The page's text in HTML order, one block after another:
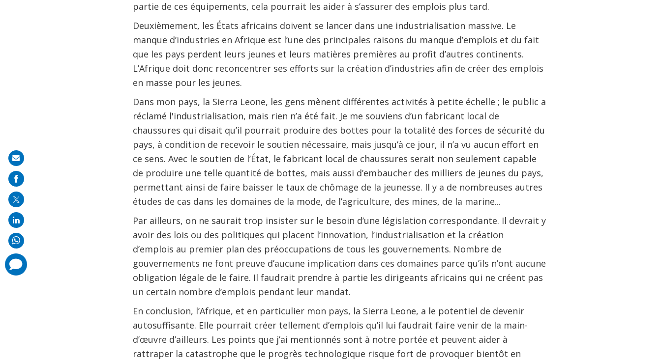
partie de ces équipements, cela pourrait les aider à s’assurer des emplois plus tard.
Deuxièmement, les États africains doivent se lancer dans une industrialisation massive. Le
manque d’industries en Afrique est l’une des principales raisons du manque d’emplois et du fait
que les pays perdent leurs jeunes et leurs matières premières au profit d’autres continents.
L’Afrique doit donc reconcentrer ses efforts sur la création d’industries afin de créer des emplois
en masse pour les jeunes.
Dans mon pays, la Sierra Leone, les gens mènent différentes activités à petite échelle ; le public a
réclamé l'industrialisation, mais rien n’a été fait. Je me souviens d’un fabricant local de
chaussures qui disait qu’il pourrait produire des bottes pour la totalité des forces de sécurité du
pays, à condition de recevoir le soutien nécessaire, mais jusqu’à ce jour, il n’a vu aucun effort en
ce sens. Avec le soutien de l’État, le fabricant local de chaussures serait non seulement capable
de produire une telle quantité de bottes, mais aussi d’embaucher des milliers de jeunes du pays,
permettant ainsi de faire baisser le taux de chômage de la jeunesse. Il y a de nombreuses autres
études de cas dans les domaines de la mode, de l’agriculture, des mines, de la marine...
Par ailleurs, on ne saurait trop insister sur le besoin d’une législation correspondante. Il devrait y
avoir des lois ou des politiques qui placent l’innovation, l’industrialisation et la création
d’emplois au premier plan des préoccupations de tous les gouvernements. Nombre de
gouvernements ne font preuve d’aucune implication dans ces domaines parce qu’ils n’ont aucune
obligation légale de le faire. Il faudrait prendre à partie les dirigeants africains qui ne créent pas
un certain nombre d’emplois pendant leur mandat.
En conclusion, l’Afrique, et en particulier mon pays, la Sierra Leone, a le potentiel de devenir
autosuffisante. Elle pourrait créer tellement d’emplois qu’il lui faudrait faire venir de la main-
d’œuvre d’ailleurs. Les points que j’ai mentionnés sont à notre portée et peuvent aider à
rattraper la catastrophe que le progrès technologique risque fort de provoquer bientôt en
Share
on
mail
comments
added